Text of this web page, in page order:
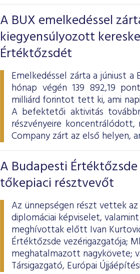
A BUX emelkedéssel
kiegyensúlyozott
Értéktőzsdét
Emelkedéssel zárta a júniust a
hónap végén 139 892,19
milliárd forintot tett ki, ami
A befektetői aktivitás
részvényeire
Company zárt az első helyen,
A Budapesti
tőkepiaci résztvevőt
Az ünnepségen részt vettek
diplomáciai képviselet,
meghívottak előtt Ivan
Értéktőzsde vezérigazgatója;
meghatalmazott nagykövete;
Társigazgató, Európai